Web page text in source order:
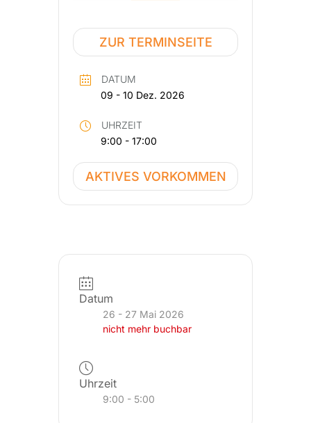
ZUR TERMINSEITE
DATUM
09 - 10 Dez. 2026
UHRZEIT
9:00 - 17:00
AKTIVES VORKOMMEN
Datum
26 - 27 Mai 2026
nicht mehr buchbar
Uhrzeit
9:00 - 5:00